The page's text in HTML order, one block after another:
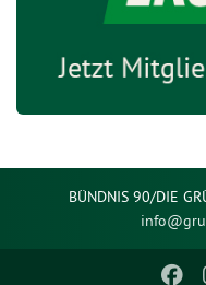
BÜNDNIS 90/DIE
info@